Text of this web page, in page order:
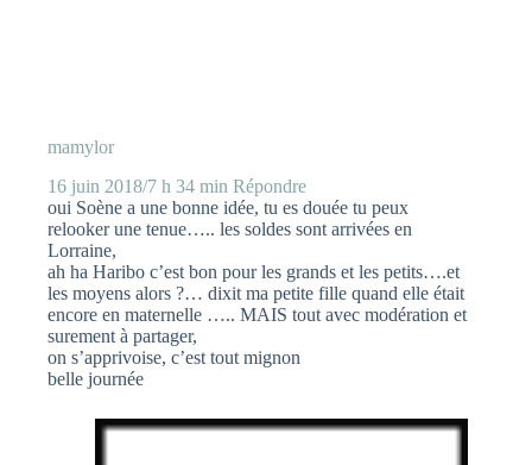
mamylor
16 juin 2018/7 h 34 min Répondre
oui Soène a une bonne idée, tu es douée tu peux
relooker une tenue….. les soldes sont arrivées en
Lorraine,
ah ha Haribo c’est bon pour les grands et les petits….et
les moyens alors ?… dixit ma petite fille quand elle était
encore en maternelle ….. MAIS tout avec modération et
surement à partager,
on s’apprivoise, c’est tout mignon
belle journée